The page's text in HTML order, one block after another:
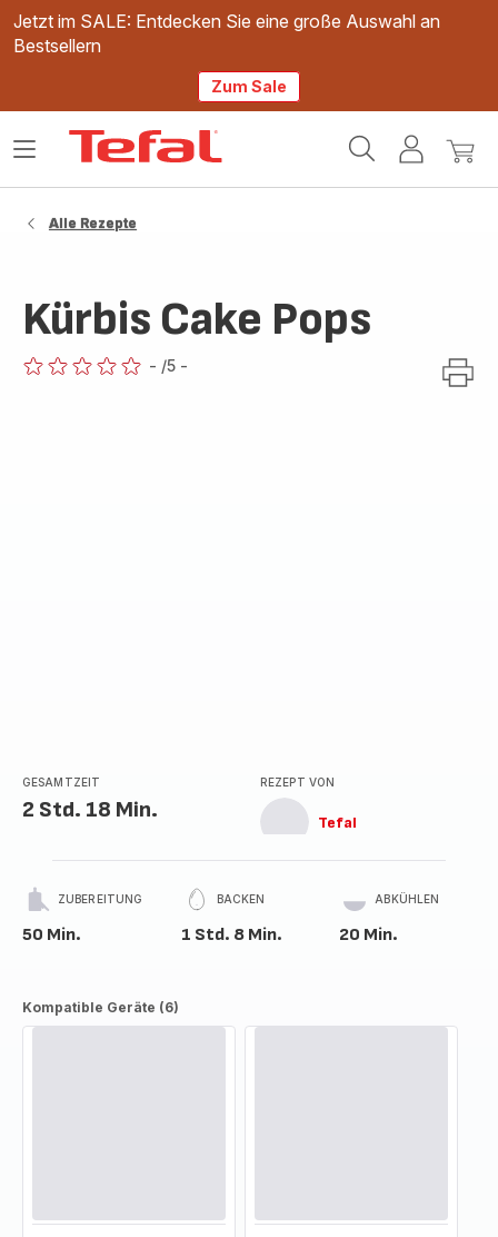
Jetzt im SALE: Entdecken Sie eine große Auswahl an
Bestsellern
Zum Sale
Mein
Mein
Das
Alle Rezepte
Kürbis Cake Pops
- /5 -
GESAMTZEIT
2 Std. 18 Min.
REZEPT VON
Tefal
ZUBEREITUNG
50 Min.
BACKEN
1 Std. 8 Min.
ABKÜHLEN
20 Min.
Kompatible Geräte (6)